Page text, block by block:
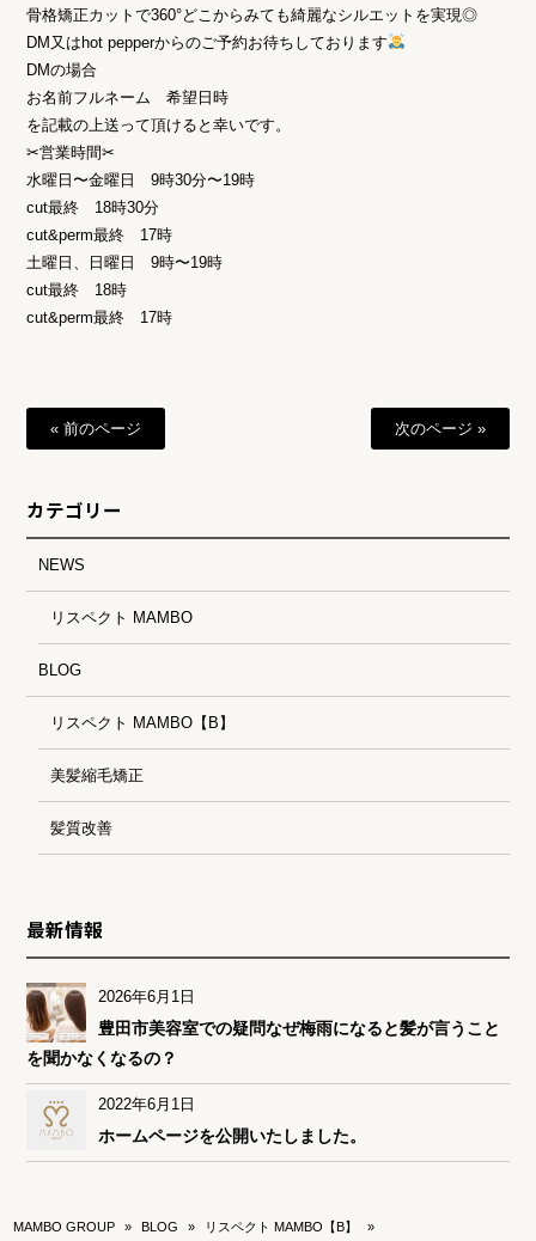
骨格矯正カットで360°どこからみても綺麗なシルエットを実現◎
DM又はhot pepperからのご予約お待ちしております
DMの場合
お名前フルネーム 希望日時
を記載の上送って頂けると幸いです。
✂︎営業時間✂︎
水曜日〜金曜日 9時30分〜19時
cut最終 18時30分
cut&perm最終 17時
土曜日、日曜日 9時〜19時
cut最終 18時
cut&perm最終 17時
« 前のページ 次のページ »
カテゴリー
NEWS
リスペクト MAMBO
BLOG
リスペクト MAMBO【B】
美髪縮毛矯正
髪質改善
最新情報
2026年6月1日
豊田市美容室での疑問なぜ梅雨になると髪が言うこと
を聞かなくなるの？
2022年6月1日
ホームページを公開いたしました。
MAMBO GROUP » BLOG » リスペクト MAMBO【B】 »